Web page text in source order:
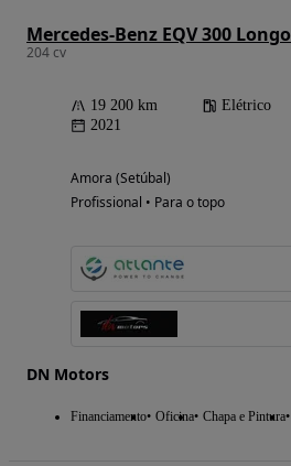
Mercedes-Benz EQV 300 Longo
204 cv
19 200 km Elétrico
2021
Amora (Setúbal)
Profissional • Para o topo
DN Motors
Financiamento Oficina Chapa e Pintura